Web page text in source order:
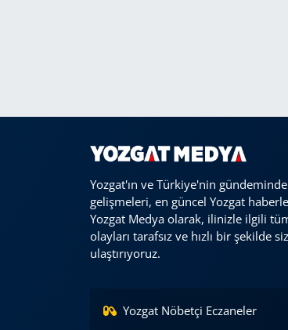
Yozgat'ın ve Türkiye'nin
gelişmeleri, en güncel Yozgat
Yozgat Medya olarak, ilinizle ilgili
olayları tarafsız ve hızlı bir şekilde
ulaştırıyoruz.
Yozgat Nöbetçi Eczaneler